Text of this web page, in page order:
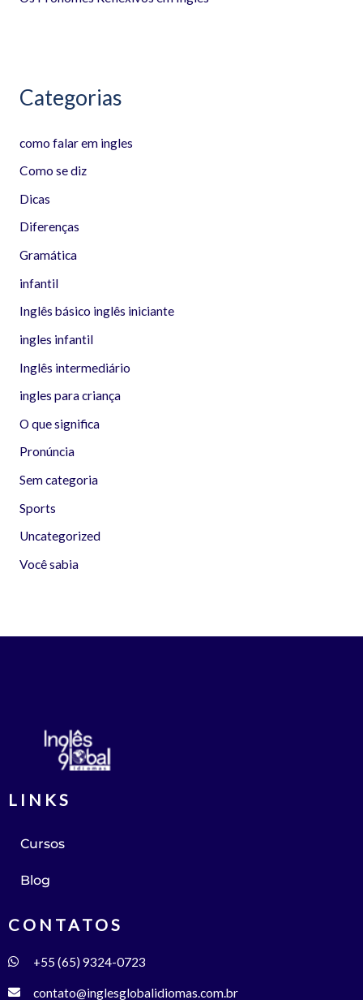
Categorias
como falar em ingles
Como se diz
Dicas
Diferenças
Gramática
infantil
Inglês básico inglês iniciante
ingles infantil
Inglês intermediário
ingles para criança
O que significa
Pronúncia
Sem categoria
Sports
Uncategorized
Você sabia
LINKS
Cursos
Blog
CONTATOS
+55 (65) 9324-0723
contato@inglesglobalidiomas.com.br